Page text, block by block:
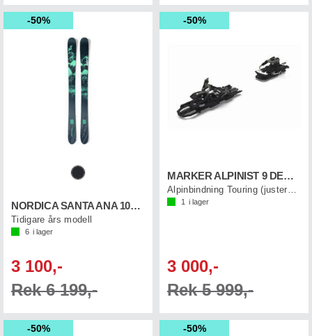
50%
NORDICA SANTA ANA 104 FREE
Tidigare års modell
6 i lager
3 100,-
Rek 6 199,-
50%
MARKER ALPINIST 9 DEMO 90MM Svart/Grå
1 i lager
3 000,-
Rek 5 999,-
50% 50%